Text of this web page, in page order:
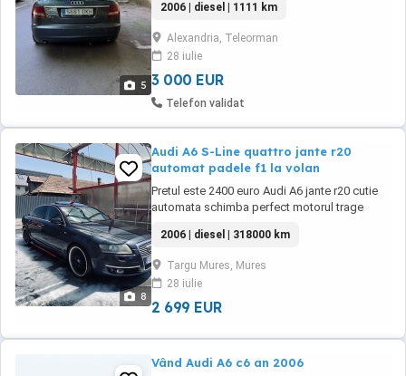
5
Motor&cutie perfecte. Cutia schimbă foarte
bine motorul trage în parametri normal. Fără
probleme. Toate actele la zii. Actele valabile.
Carte talon prezente. Preț:3000
2006 | diesel | 1111 km
Alexandria, Teleorman
28 iulie
3 000 EUR
Telefon validat
8
Audi A6 S-Line quattro jante r20
automat padele f1 la volan
Pretul este 2400 euro Audi A6 jante r20 cutie
automata schimba perfect motorul trage
de parcare, padele volan , oglinzi reglabile,
pachet S-Line
2006 | diesel | 318000 km
Targu Mures, Mures
28 iulie
2 699 EUR
Vând Audi A6 c6 an 2006